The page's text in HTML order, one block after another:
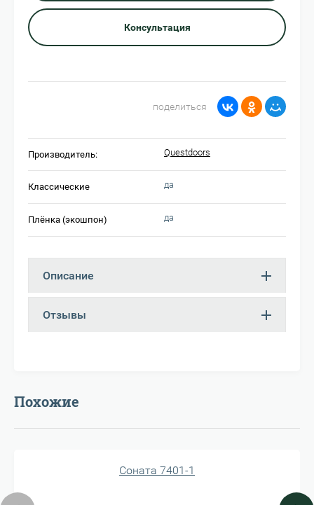
Консультация
поделиться
Производитель: Questdoors
Классические да
Плёнка (экошпон) да
Описание
Отзывы
Похожие
Соната 7401-1